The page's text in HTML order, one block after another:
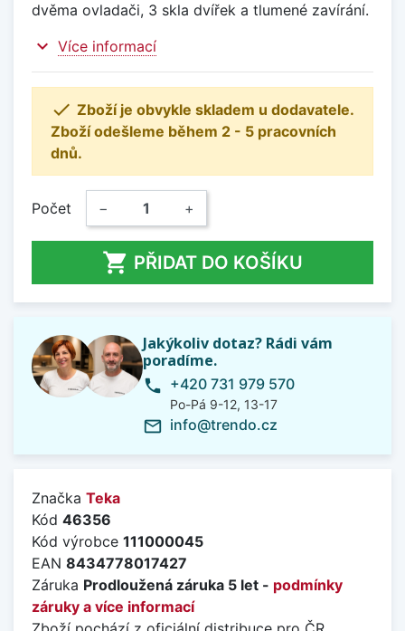
dvěma ovladači, 3 skla dvířek a tlumené zavírání.
expand_more Více informací
 Zboží je obvykle skladem u dodavatele.
Zboží odešleme během 2 - 5 pracovních
dnů.
Počet − +
 PŘIDAT DO KOŠÍKU
Jakýkoliv dotaz? Rádi vám
poradíme.
phone +420 731 979 570
Po-Pá 9-12, 13-17
mail_outline info@trendo.cz
Značka Teka
Kód 46356
Kód výrobce 111000045
EAN 8434778017427
Záruka Prodloužená záruka 5 let - podmínky
záruky a více informací